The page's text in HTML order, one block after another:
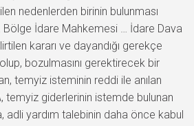
nedenlerden birinin bulunması
Bölge İdare Mahkemesi … İdare Dava
kararı ve dayandığı gerekçe
bozulmasını gerektirecek bir
temyiz isteminin reddi ile anılan
temyiz giderlerinin istemde bulunan
adli yardım talebinin daha önce kabul